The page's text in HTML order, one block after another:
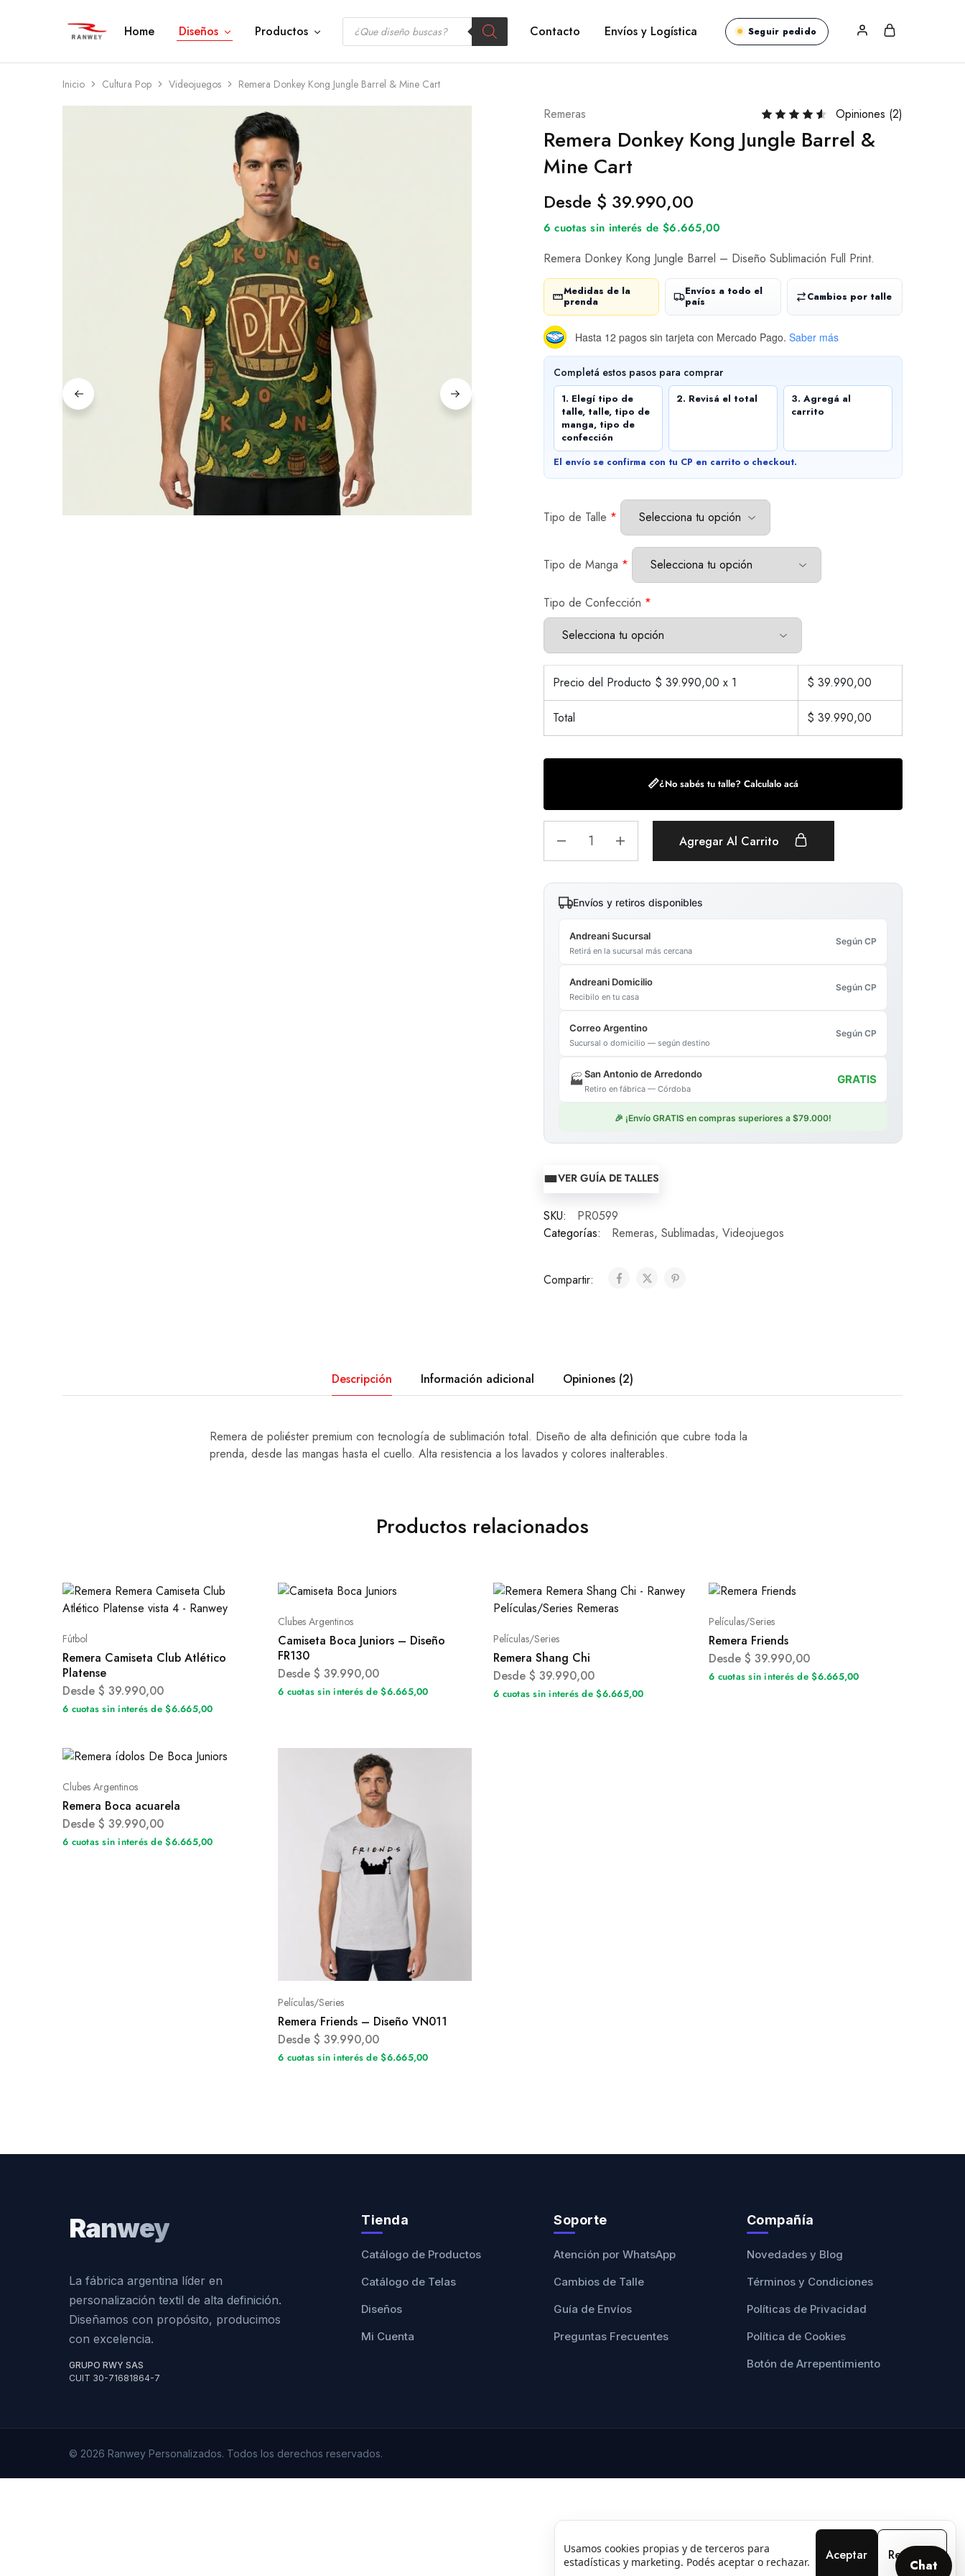
Ranwey
Tu
Tu
Diseño
Tu
Tu
—
Remeras,
Buzos
Home Diseños Productos Contacto Envíos y Logística Seguir pedido
Inicio Cultura Pop Videojuegos Remera Donkey Kong Jungle Barrel & Mine Cart
Remeras Opiniones (2)
Remera Donkey Kong Jungle Barrel &
Mine Cart
Desde $ 39.990,00
6 cuotas sin interés de $6.665,00
Remera Donkey Kong Jungle Barrel – Diseño Sublimación Full Print.
Medidas de la
prenda
Envíos a todo el
país
Cambios por talle
Hasta 12 pagos sin tarjeta con Mercado Pago. Saber más
Completá estos pasos para comprar
1. Elegí tipo de
talle, talle, tipo de
manga, tipo de
confección
2. Revisá el total
3. Agregá al
carrito
El envío se confirma con tu CP en carrito o checkout.
Tipo de Talle *
Tipo de Manga *
Tipo de Confección *
Precio del Producto $ 39.990,00 x 1 $ 39.990,00
Total $ 39.990,00
📏¿No sabés tu talle? Calculalo acá
Agregar Al Carrito
Envíos y retiros disponibles
Andreani Sucursal
Retirá en la sucursal más cercana
Según CP
Andreani Domicilio
Recibilo en tu casa
Según CP
Correo Argentino
Sucursal o domicilio — según destino
Según CP
🏭San Antonio de Arredondo
Retiro en fábrica — Córdoba
GRATIS
🎉 ¡Envío GRATIS en compras superiores a $79.000!
VER GUÍA DE TALLES
SKU:
PR0599
Categorías:
Remeras, Sublimadas, Videojuegos
Compartir:
Descripción Información adicional Opiniones (2)
Remera de poliéster premium con tecnología de sublimación total. Diseño de alta definición que cubre toda la
prenda, desde las mangas hasta el cuello. Alta resistencia a los lavados y colores inalterables.
Productos relacionados
Fútbol
Remera Camiseta Club Atlético
Platense
Desde $ 39.990,00
6 cuotas sin interés de $6.665,00
Clubes Argentinos
Camiseta Boca Juniors – Diseño
FR130
Desde $ 39.990,00
6 cuotas sin interés de $6.665,00
Películas/Series
Remera Shang Chi
Desde $ 39.990,00
6 cuotas sin interés de $6.665,00
Películas/Series
Remera Friends
Desde $ 39.990,00
6 cuotas sin interés de $6.665,00
Clubes Argentinos
Remera Boca acuarela
Desde $ 39.990,00
6 cuotas sin interés de $6.665,00
Películas/Series
Remera Friends – Diseño VN011
Desde $ 39.990,00
6 cuotas sin interés de $6.665,00
Usamos cookies propias y de terceros para
estadísticas y marketing. Podés aceptar o rechazar.
Aceptar Rechazar
Ranwey
La fábrica argentina líder en
personalización textil de alta definición.
Diseñamos con propósito, producimos
con excelencia.
GRUPO RWY SAS
CUIT 30-71681864-7
Tienda
Catálogo de Productos
Catálogo de Telas
Diseños
Mi Cuenta
Soporte
Atención por WhatsApp
Cambios de Talle
Guía de Envíos
Preguntas Frecuentes
Compañía
Novedades y Blog
Términos y Condiciones
Políticas de Privacidad
Política de Cookies
Botón de Arrepentimiento
© 2026 Ranwey Personalizados. Todos los derechos reservados.
Chat